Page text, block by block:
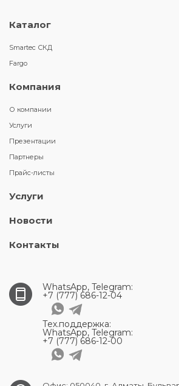
Каталог
Smartec СКД
Fargo
Компания
О компании
Услуги
Презентации
Партнеры
Прайс-листы
Услуги
Новости
Контакты
WhatsApp, Telegram:
+7 (777) 686-12-04
Тех.поддержка:
WhatsApp, Telegram:
+7 (777) 686-12-00